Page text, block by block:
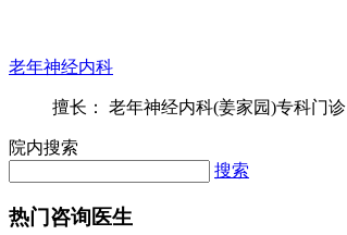
老年神经内科
擅长： 老年神经内科(姜家园)专科门诊
院内搜索
搜索
热门咨询医生